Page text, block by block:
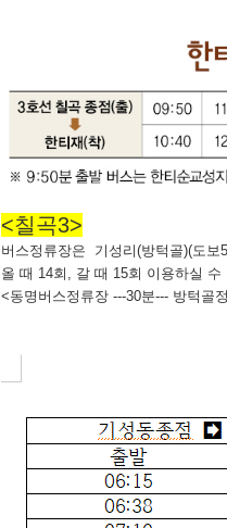
<칠곡3>
버스정류장은 기성리(방턱골)(도보
올 때 14회, 갈 때 15회 이용하실 수
<동명버스정류장 ---30분--- 방턱골